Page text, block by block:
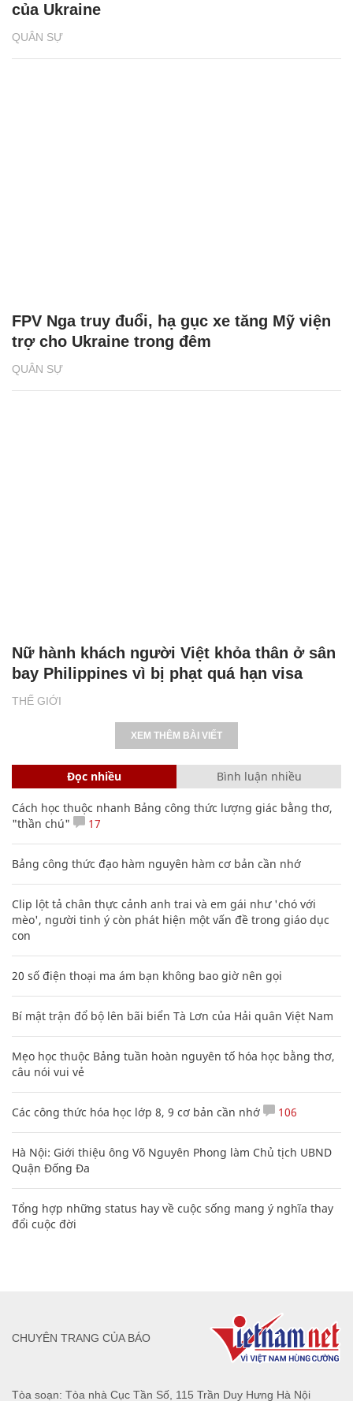
QUÂN SỰ
của Ukraine
QUÂN SỰ
FPV Nga truy đuổi, hạ gục xe tăng Mỹ viện
trợ cho Ukraine trong đêm
THẾ GIỚI
Nữ hành khách người Việt khỏa thân ở sân
bay Philippines vì bị phạt quá hạn visa
XEM THÊM BÀI VIẾT
Đọc nhiều Bình luận nhiều
Cách học thuộc nhanh Bảng công thức lượng giác bằng thơ,
"thần chú"
17
Bảng công thức đạo hàm nguyên hàm cơ bản cần nhớ
Clip lột tả chân thực cảnh anh trai và em gái như 'chó với
mèo', người tinh ý còn phát hiện một vấn đề trong giáo dục
con
20 số điện thoại ma ám bạn không bao giờ nên gọi
Bí mật trận đổ bộ lên bãi biển Tà Lơn của Hải quân Việt Nam
Mẹo học thuộc Bảng tuần hoàn nguyên tố hóa học bằng thơ,
câu nói vui vẻ
Các công thức hóa học lớp 8, 9 cơ bản cần nhớ 106
Hà Nội: Giới thiệu ông Võ Nguyên Phong làm Chủ tịch UBND
Quận Đống Đa
Tổng hợp những status hay về cuộc sống mang ý nghĩa thay
đổi cuộc đời
Tòa soạn: Tòa nhà Cục Tần Số, 115 Trần Duy Hưng Hà Nội
CHUYÊN TRANG CỦA BÁO